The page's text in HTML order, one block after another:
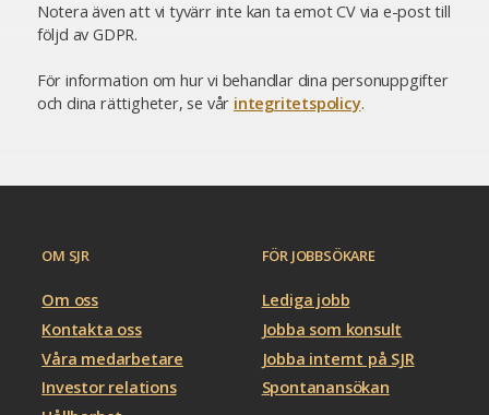
Notera även att vi tyvärr inte kan ta emot CV via e-post till
följd av GDPR.
För information om hur vi behandlar dina personuppgifter
och dina rättigheter, se vår integritetspolicy.
OM SJR
Om oss
Kontakta oss
Våra medarbetare
Investor relations
FÖR JOBBSÖKARE
Lediga jobb
Jobba som konsult
Jobba internt på SJR
Spontanansökan